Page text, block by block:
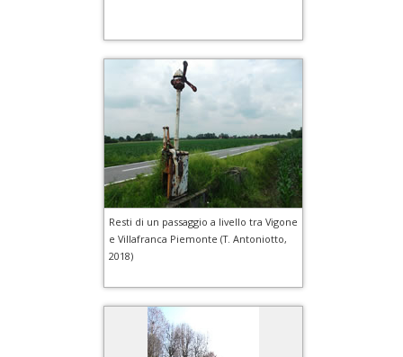
Resti di un passaggio a livello tra Vigone
e Villafranca Piemonte (T. Antoniotto,
2018)